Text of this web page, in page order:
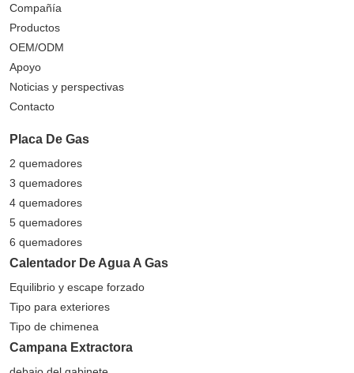
Compañía
Productos
OEM/ODM
Apoyo
Noticias y perspectivas
Contacto
Placa De Gas
2 quemadores
3 quemadores
4 quemadores
5 quemadores
6 quemadores
Calentador De Agua A Gas
Equilibrio y escape forzado
Tipo para exteriores
Tipo de chimenea
Campana Extractora